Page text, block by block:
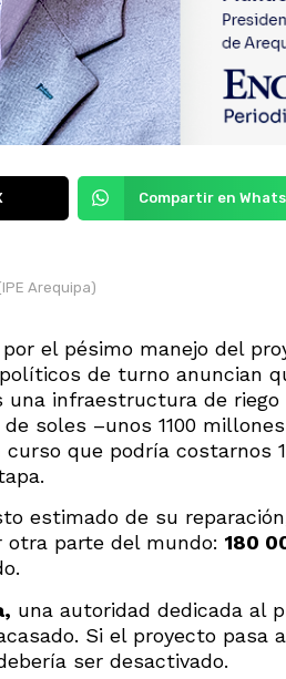
Compartir en
Arequipa)
el pésimo manejo del
de turno anuncian
una infraestructura de riego
soles –unos 1100
que podría costarnos
estimado de su
otra parte del mundo: 180
, una autoridad dedicada al
Si el proyecto pasa
ser desactivado.